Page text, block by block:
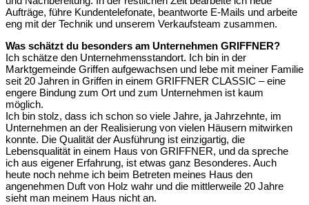
Aufträge, führe Kundentelefonate, beantworte E-Mails und arbeite
eng mit der Technik und unserem Verkaufsteam zusammen.
Was schätzt du besonders am Unternehmen GRIFFNER?
Ich schätze den Unternehmensstandort. Ich bin in der
Marktgemeinde Griffen aufgewachsen und lebe mit meiner Familie
seit 20 Jahren in Griffen in einem GRIFFNER CLASSIC – eine
engere Bindung zum Ort und zum Unternehmen ist kaum
möglich.
Ich bin stolz, dass ich schon so viele Jahre, ja Jahrzehnte, im
Unternehmen an der Realisierung von vielen Häusern mitwirken
konnte. Die Qualität der Ausführung ist einzigartig, die
Lebensqualität in einem Haus von GRIFFNER, und da spreche
ich aus eigener Erfahrung, ist etwas ganz Besonderes. Auch
heute noch nehme ich beim Betreten meines Haus den
angenehmen Duft von Holz wahr und die mittlerweile 20 Jahre
sieht man meinem Haus nicht an.